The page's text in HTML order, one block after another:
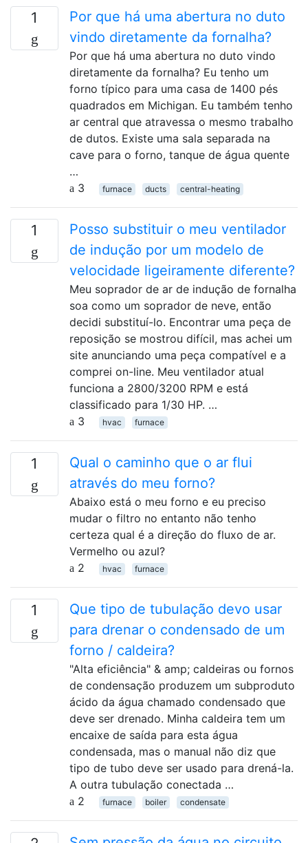
1
Por que há uma abertura no duto
vindo diretamente da fornalha?
Por que há uma abertura no duto vindo
diretamente da fornalha? Eu tenho um
forno típico para uma casa de 1400 pés
quadrados em Michigan. Eu também tenho
ar central que atravessa o mesmo trabalho
de dutos. Existe uma sala separada na
cave para o forno, tanque de água quente
…
3
furnace ducts central-heating
1
Posso substituir o meu ventilador
de indução por um modelo de
velocidade ligeiramente diferente?
Meu soprador de ar de indução de fornalha
soa como um soprador de neve, então
decidi substituí-lo. Encontrar uma peça de
reposição se mostrou difícil, mas achei um
site anunciando uma peça compatível e a
comprei on-line. Meu ventilador atual
funciona a 2800/3200 RPM e está
classificado para 1/30 HP. …
3
hvac furnace
1
Qual o caminho que o ar flui
através do meu forno?
Abaixo está o meu forno e eu preciso
mudar o filtro no entanto não tenho
certeza qual é a direção do fluxo de ar.
Vermelho ou azul?
2
hvac furnace
1
Que tipo de tubulação devo usar
para drenar o condensado de um
forno / caldeira?
"Alta eficiência" & amp; caldeiras ou fornos
de condensação produzem um subproduto
ácido da água chamado condensado que
deve ser drenado. Minha caldeira tem um
encaixe de saída para esta água
condensada, mas o manual não diz que
tipo de tubo deve ser usado para drená-la.
A outra tubulação conectada …
2
furnace boiler condensate